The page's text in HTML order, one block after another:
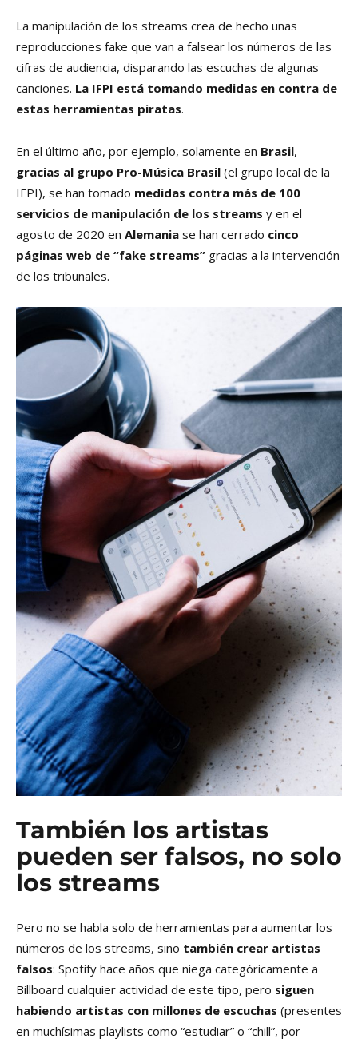
La manipulación de los streams crea de hecho unas
reproducciones fake que van a falsear los números de las
cifras de audiencia, disparando las escuchas de algunas
canciones. La IFPI está tomando medidas en contra de
estas herramientas piratas.
En el último año, por ejemplo, solamente en Brasil,
gracias al grupo Pro-Música Brasil (el grupo local de la
IFPI), se han tomado medidas contra más de 100
servicios de manipulación de los streams y en el
agosto de 2020 en Alemania se han cerrado cinco
páginas web de “fake streams” gracias a la intervención
de los tribunales.
También los artistas
pueden ser falsos, no solo
los streams
Pero no se habla solo de herramientas para aumentar los
números de los streams, sino también crear artistas
falsos: Spotify hace años que niega categóricamente a
Billboard cualquier actividad de este tipo, pero siguen
habiendo artistas con millones de escuchas (presentes
en muchísimas playlists como “estudiar” o “chill”, por